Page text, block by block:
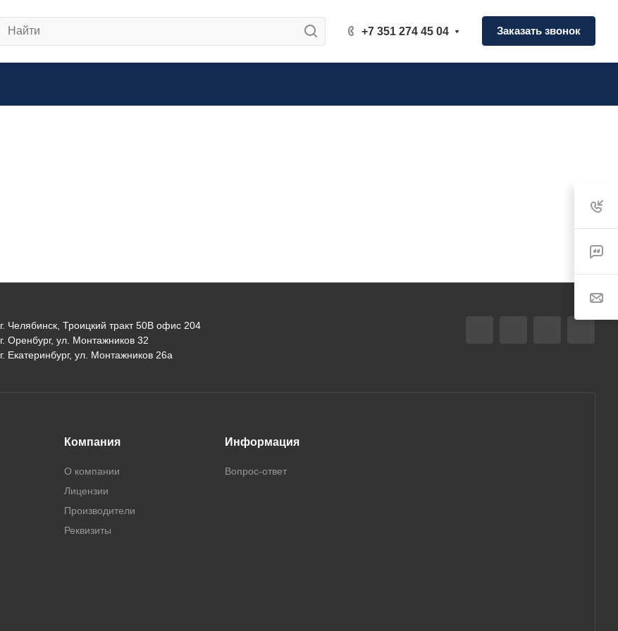
+7 351 274 45 04 Заказать звонок
г. Челябинск, Троицкий тракт 50В офис 204
г. Оренбург, ул. Монтажников 32
г. Екатеринбург, ул. Монтажников 26а
Компания
О компании
Лицензии
Производители
Реквизиты
Информация
Вопрос-ответ